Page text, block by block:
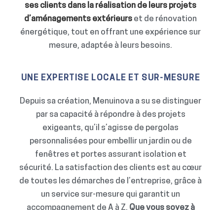
ses clients dans la réalisation de leurs projets
d’aménagements extérieurs et de rénovation
énergétique, tout en offrant une expérience sur
mesure, adaptée à leurs besoins.
UNE EXPERTISE LOCALE ET SUR-MESURE
Depuis sa création, Menuinova a su se distinguer
par sa capacité à répondre à des projets
exigeants, qu’il s’agisse de pergolas
personnalisées pour embellir un jardin ou de
fenêtres et portes assurant isolation et
sécurité. La satisfaction des clients est au cœur
de toutes les démarches de l’entreprise, grâce à
un service sur-mesure qui garantit un
accompagnement de A à Z. Que vous soyez à